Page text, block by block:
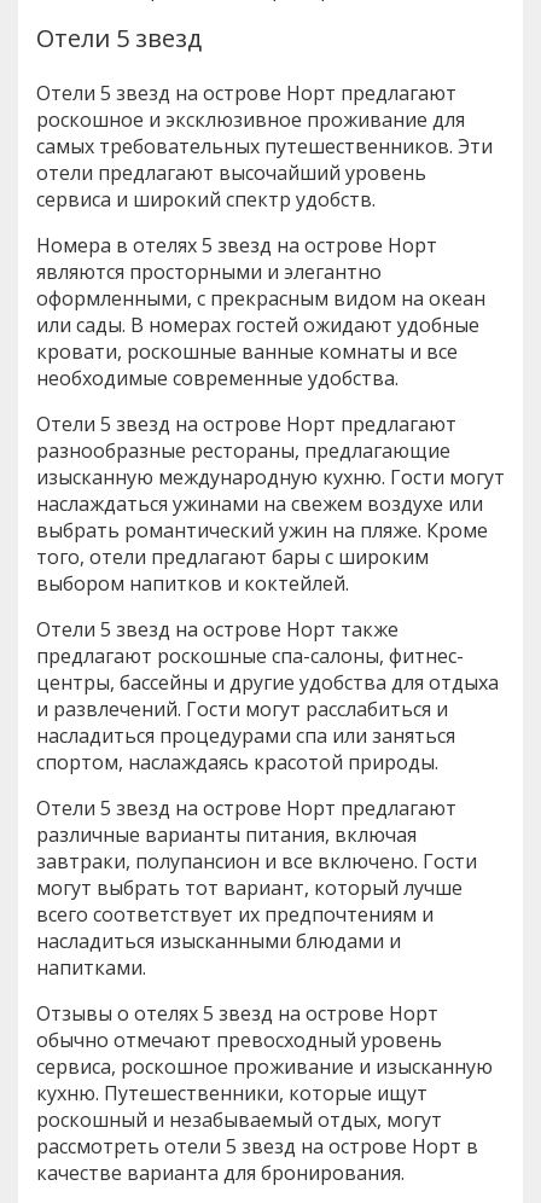
Отели 5 звезд
Отели 5 звезд на острове Норт предлагают
роскошное и эксклюзивное проживание для
самых требовательных путешественников. Эти
отели предлагают высочайший уровень
сервиса и широкий спектр удобств.
Номера в отелях 5 звезд на острове Норт
являются просторными и элегантно
оформленными, с прекрасным видом на океан
или сады. В номерах гостей ожидают удобные
кровати, роскошные ванные комнаты и все
необходимые современные удобства.
Отели 5 звезд на острове Норт предлагают
разнообразные рестораны, предлагающие
изысканную международную кухню. Гости могут
наслаждаться ужинами на свежем воздухе или
выбрать романтический ужин на пляже. Кроме
того, отели предлагают бары с широким
выбором напитков и коктейлей.
Отели 5 звезд на острове Норт также
предлагают роскошные спа-салоны, фитнес-
центры, бассейны и другие удобства для отдыха
и развлечений. Гости могут расслабиться и
насладиться процедурами спа или заняться
спортом, наслаждаясь красотой природы.
Отели 5 звезд на острове Норт предлагают
различные варианты питания, включая
завтраки, полупансион и все включено. Гости
могут выбрать тот вариант, который лучше
всего соответствует их предпочтениям и
насладиться изысканными блюдами и
напитками.
Отзывы о отелях 5 звезд на острове Норт
обычно отмечают превосходный уровень
сервиса, роскошное проживание и изысканную
кухню. Путешественники, которые ищут
роскошный и незабываемый отдых, могут
рассмотреть отели 5 звезд на острове Норт в
качестве варианта для бронирования.